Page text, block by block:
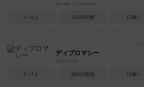
Wealth of Nations
3～6人 120分前後 13歳～
ディプロマシー
Diplomacy
2～7人 360分前後 12歳～